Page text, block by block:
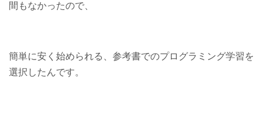
間もなかったので、
簡単に安く始められる、参考書でのプログラミング学習を
選択したんです。